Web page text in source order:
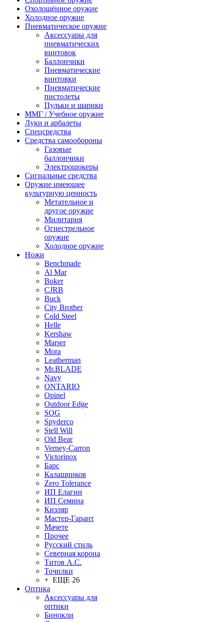
Охолощённое оружие
Холодное оружие
Пневматическое оружие
Аксессуары для
пневматических
винтовок
Баллончики
Пневматические
винтовки
Пневматические
пистолеты
Пульки и шарики
ММГ / Учебное оружие
Луки и арбалеты
Спецсредства
Средства самообороны
Газовые
баллончики
Электрошокеры
Сигнальные средства
Оружие имеющее
культурную ценность
Метательное и
другое оружие
Милитария
Огнестрельное
оружие
Холодное оружие
Ножи
Benchmade
Al Mar
Boker
CJRB
Buck
City Brother
Cold Steel
Helle
Kershaw
Marser
Mora
Leatherman
Mr.BLADE
Navy
ONTARIO
Opinel
Outdoor Edge
SOG
Spyderco
Stell Will
Old Bear
Verney-Carron
Victorinox
Барс
Калашников
Zero Tolerance
ИП Елагин
ИП Семина
Кизляр
Мастер-Гарант
Мачете
Прочее
Русский стиль
Северная корона
Титов А.С.
Точилки
+ ЕЩЕ 26
Оптика
Аксессуары для
оптики
Бинокли